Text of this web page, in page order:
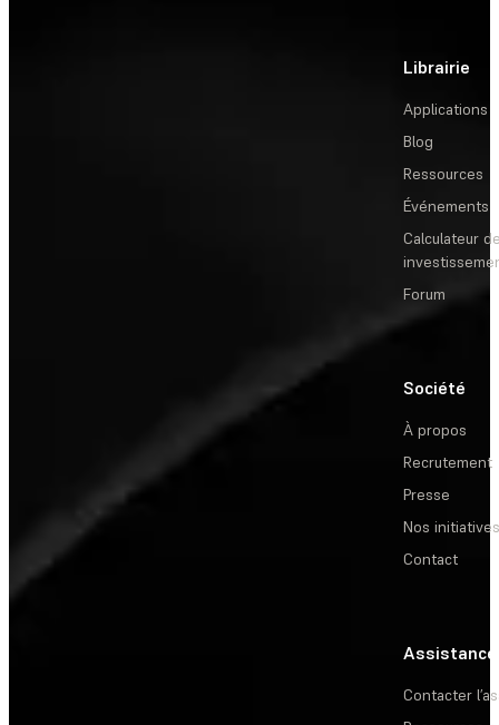
Librairie
Applications
Blog
Ressources
Événements
Calculateur
Forum
Société
À propos
Recrutement
Presse
Nos initiatives
Contact
Assistance
Contacter